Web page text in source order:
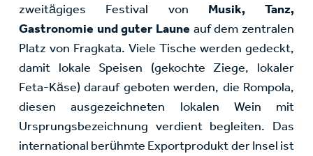
zweitägiges Festival von Musik, Tanz,
Gastronomie und guter Laune auf dem zentralen
Platz von Fragkata. Viele Tische werden gedeckt,
damit lokale Speisen (gekochte Ziege, lokaler
Feta-Käse) darauf geboten werden, die Rompola,
diesen ausgezeichneten lokalen Wein mit
Ursprungsbezeichnung verdient begleiten. Das
international berühmte Exportprodukt der Insel ist